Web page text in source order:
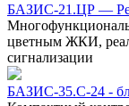
БАЗИС-21.ЦР —
цветным ЖКИ,
сигнализации
БАЗИС-35.C-24 -